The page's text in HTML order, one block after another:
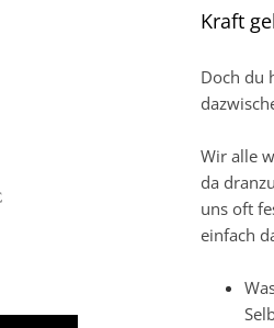
Kraft
Doch du
Wir alle
da
uns oft
einfach